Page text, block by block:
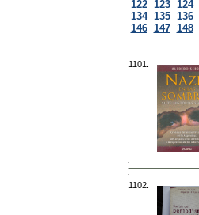
122 123 124
134 135 136
146 147 148
1101.
1102.